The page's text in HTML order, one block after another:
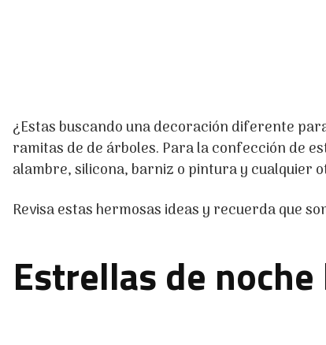
¿Estas buscando una decoración diferente
ramitas de de árboles. Para la confección de
alambre, silicona, barniz o pintura y cualquier
Revisa estas hermosas ideas y recuerda que
Estrellas de